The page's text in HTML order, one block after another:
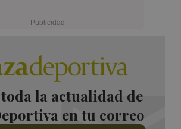
la actualidad de
en tu correo